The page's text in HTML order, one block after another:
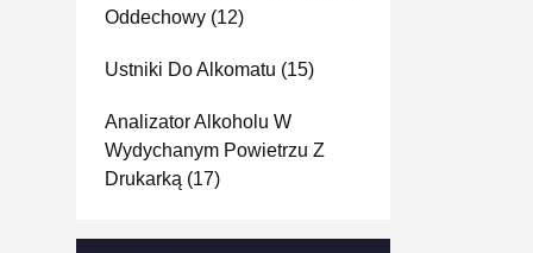
Oddechowy (12)
Ustniki Do Alkomatu (15)
Analizator Alkoholu W
Wydychanym Powietrzu Z
Drukarką (17)